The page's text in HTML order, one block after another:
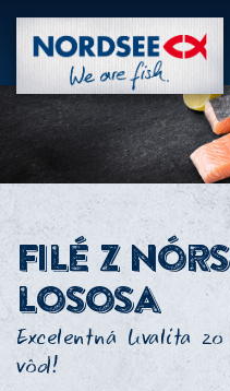
Filé z
lososa
Excelentná kvalita
vôd!